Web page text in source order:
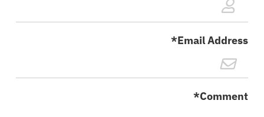
פתרונות
משאבים
אודות
Email Address*
Comment*